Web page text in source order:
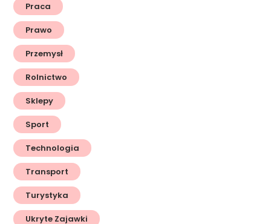
Praca
Prawo
Przemysł
Rolnictwo
Sklepy
Sport
Technologia
Transport
Turystyka
Ukryte Zajawki